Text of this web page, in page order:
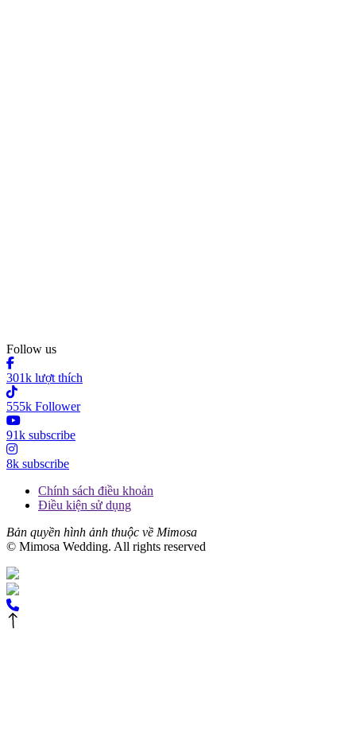
Follow us
301k lượt thích
555k Follower
91k subscribe
8k subscribe
Chính sách điều khoản
Điều kiện sử dụng
Bản quyền hình ảnh thuộc về Mimosa
© Mimosa Wedding. All rights reserved